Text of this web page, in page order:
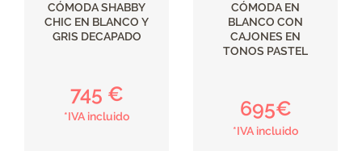
CÓMODA SHABBY
CHIC EN BLANCO Y
GRIS DECAPADO
745 €
*IVA incluido
CÓMODA EN
BLANCO CON
CAJONES EN
TONOS PASTEL
695€
*IVA incluido